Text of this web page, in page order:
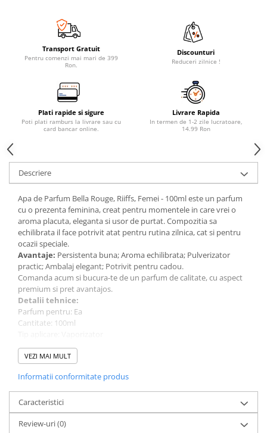
Transport Gratuit
Pentru comenzi mai mari de 399
Ron.
Discounturi
Reduceri zilnice !
Plati rapide si sigure
Poti plati ramburs la livrare sau cu
card bancar online.
Livrare Rapida
In termen de 1-2 zile lucratoare,
14.99 Ron
Descriere
Apa de Parfum Bella Rouge, Riiffs, Femei - 100ml este un parfum
cu o prezenta feminina, creat pentru momentele in care vrei o
aroma placuta, eleganta si usor de purtat. Compozitia sa
echilibrata il face potrivit atat pentru rutina zilnica, cat si pentru
ocazii speciale.
Avantaje: Persistenta buna; Aroma echilibrata; Pulverizator
practic; Ambalaj elegant; Potrivit pentru cadou.
Comanda acum si bucura-te de un parfum de calitate, cu aspect
premium si pret avantajos.
Detalii tehnice:
Parfum pentru: Ea
Cantitate: 100ml
Tip de parfum: Apa de parfum (EDP)
Brand: Riiffs
VEZI MAI MULT
Informatii conformitate produs
Caracteristici
Review-uri(0)